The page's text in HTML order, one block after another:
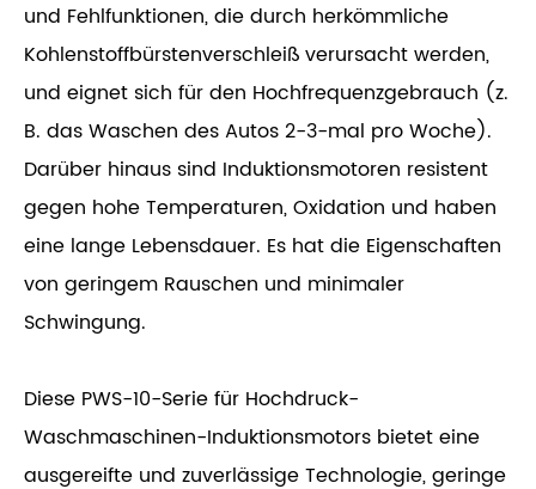
und Fehlfunktionen, die durch herkömmliche
Kohlenstoffbürstenverschleiß verursacht werden,
und eignet sich für den Hochfrequenzgebrauch (z.
B. das Waschen des Autos 2-3-mal pro Woche).
Darüber hinaus sind Induktionsmotoren resistent
gegen hohe Temperaturen, Oxidation und haben
eine lange Lebensdauer. Es hat die Eigenschaften
von geringem Rauschen und minimaler
Schwingung.
Diese PWS-10-Serie für Hochdruck-
Waschmaschinen-Induktionsmotors bietet eine
ausgereifte und zuverlässige Technologie, geringe